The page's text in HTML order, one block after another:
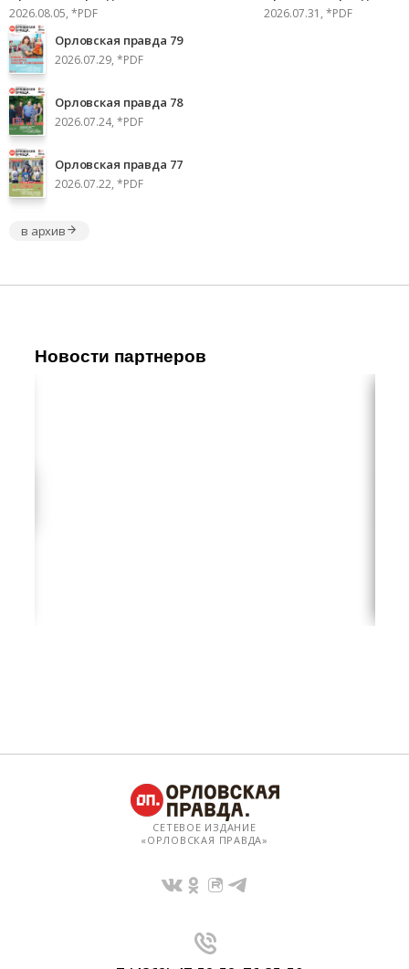
2026.08.05, *PDF 2026.07.31, *PDF
Орловская правда 79
2026.07.29, *PDF
Орловская правда 78
2026.07.24, *PDF
Орловская правда 77
2026.07.22, *PDF
в архив
Новости партнеров
СЕТЕВОЕ ИЗДАНИЕ
«ОРЛОВСКАЯ ПРАВДА»